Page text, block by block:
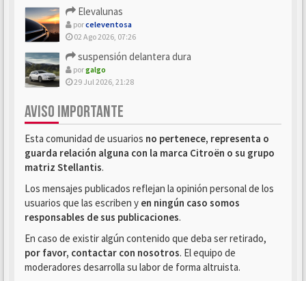
Elevalunas
porceleventosa
02 Ago 2026, 07:26
suspensión delantera dura
porgalgo
29 Jul 2026, 21:28
AVISO IMPORTANTE
Esta comunidad de usuarios no pertenece, representa o
guarda relación alguna con la marca Citroën o su grupo
matriz Stellantis.
Los mensajes publicados reflejan la opinión personal de los
usuarios que las escriben y en ningún caso somos
responsables de sus publicaciones.
En caso de existir algún contenido que deba ser retirado,
por favor, contactar con nosotros. El equipo de
moderadores desarrolla su labor de forma altruista.